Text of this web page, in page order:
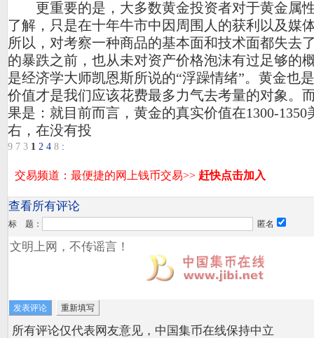
更重要的是，大多数黄金投资者对于黄金属
了解，只是在十年牛市中因周围人的获利以及媒
所以，对考察一种商品的基本面和技术面都失去
的暴跌之前，也从未对资产价格泡沫有过足够的
是经济学大师凯恩斯所说的“浮躁情绪”。黄金也
价值才是我们应该花费最多力气去考量的对象。
果是：就目前而言，黄金的真实价值在1300-1350
右，在没有投
9 7 3 1 2 4 8 :
查看所有评论
标 题： 匿名
所有评论仅代表网友意见，中国集币在线保持中立